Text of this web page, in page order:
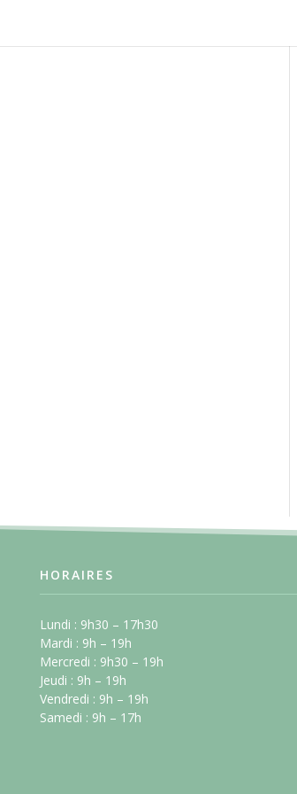
HORAIRES
Lundi : 9h30 – 17h30
Mardi : 9h – 19h
Mercredi : 9h30 – 19h
Jeudi : 9h – 19h
Vendredi : 9h – 19h
Samedi : 9h – 17h